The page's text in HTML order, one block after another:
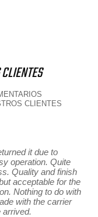
CLIENTES
it due to
operation. Quite
Quality and finish
acceptable for the
Nothing to do with
with the carrier
arrived.